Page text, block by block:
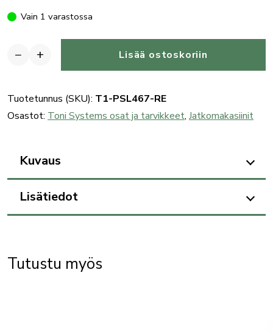
Vain 1 varastossa
−
jatkomakasiiniputki
(467mm)
+ Lisää ostoskoriin
Tuotetunnus (SKU): T1-PSL467-RE
Osastot: Toni Systems osat ja tarvikkeet, Jatkomakasiinit
Kuvaus
Lisätiedot
Tutustu myös